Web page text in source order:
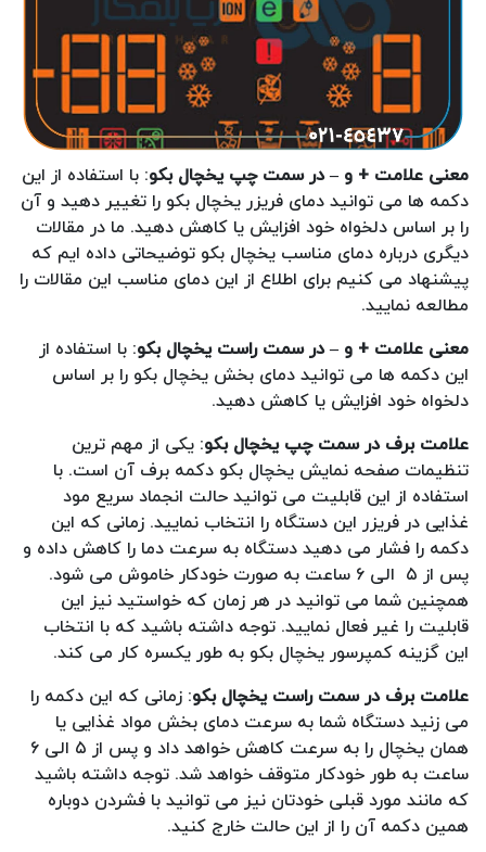
معنی علامت + و – در سمت چپ یخچال بکو: با استفاده از این
دکمه ها می توانید دمای فریزر یخچال بکو را تغییر دهید و آن
را بر اساس دلخواه خود افزایش یا کاهش دهید. ما در مقالات
دیگری درباره دمای مناسب یخچال بکو توضیحاتی داده ایم که
پیشنهاد می کنیم برای اطلاع از این دمای مناسب این مقالات را
مطالعه نمایید.
معنی علامت + و–در سمت راست یخچال بکو: با استفاده از
این دکمه ها می توانید دمای بخش یخچال بکو را بر اساس
دلخواه خود افزایش یا کاهش دهید.
علامت برف در سمت چپ یخچال بکو: یکی از مهم ترین
تنظیمات صفحه نمایش یخچال بکو دکمه برف آن است. با
استفاده از این قابلیت می توانید حالت انجماد سریع مود
غذایی در فریزر این دستگاه را انتخاب نمایید. زمانی که این
دکمه را فشار می دهید دستگاه به سرعت دما را کاهش داده و
پس از ۵ الی ۶ ساعت به صورت خودکار خاموش می شود.
همچنین شما می توانید در هر زمان که خواستید نیز این
قابلیت را غیر فعال نمایید. توجه داشته باشید که با انتخاب
این گزینه کمپرسور یخچال بکو به طور یکسره کار می کند.
علامت برف در سمت راست یخچال بکو: زمانی که این دکمه را
می زنید دستگاه شما به سرعت دمای بخش مواد غذایی یا
همان یخچال را به سرعت کاهش خواهد داد و پس از ۵ الی ۶
ساعت به طور خودکار متوقف خواهد شد. توجه داشته باشید
که مانند مورد قبلی خودتان نیز می توانید با فشردن دوباره
همین دکمه آن را از این حالت خارج کنید.